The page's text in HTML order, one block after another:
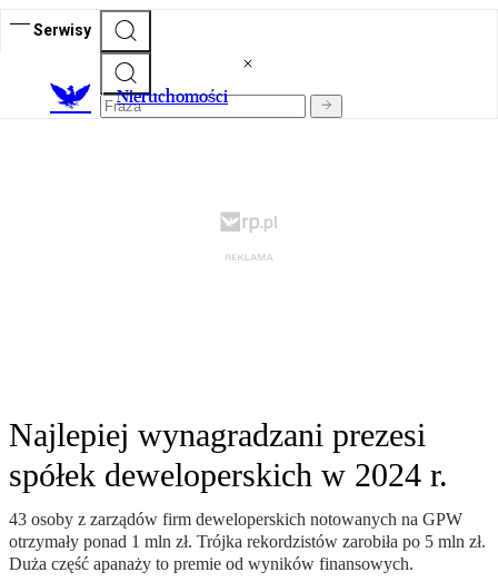
Serwisy
Nieruchomości
Najlepiej wynagradzani prezesi
spółek deweloperskich w 2024 r.
43 osoby z zarządów firm deweloperskich notowanych na GPW
otrzymały ponad 1 mln zł. Trójka rekordzistów zarobiła po 5 mln zł.
Duża część apanaży to premie od wyników finansowych.